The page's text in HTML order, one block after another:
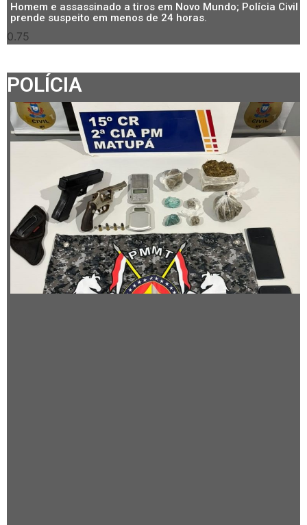
Homem e assassinado a tiros em Novo Mundo; Polícia Civil
prende suspeito em menos de 24 horas.
POLÍCIA